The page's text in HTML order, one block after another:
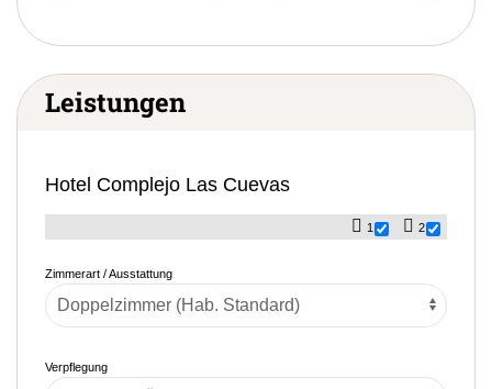
Leistungen
Hotel Complejo Las Cuevas
1 2
Zimmerart / Ausstattung
Verpflegung